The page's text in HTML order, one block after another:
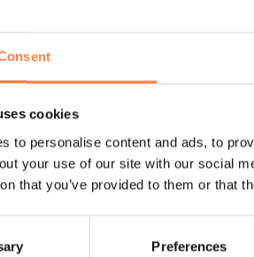
cookies
to personalise content and ads, to
your use of our site with our social
that you’ve provided to them or that
Preferences
– Balanced
voor jouw veiligheid en
je reformer kan bevestigen. Of je nu
straps en handgrepen!